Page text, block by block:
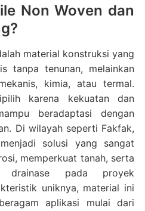
Non Woven dan
material konstruksi yang
tanpa tenunan, melainkan
kimia, atau termal.
karena kekuatan dan
beradaptasi dengan
Di wilayah seperti Fakfak,
solusi yang sangat
memperkuat tanah, serta
drainase pada proyek
uniknya, material ini
aplikasi mulai dari